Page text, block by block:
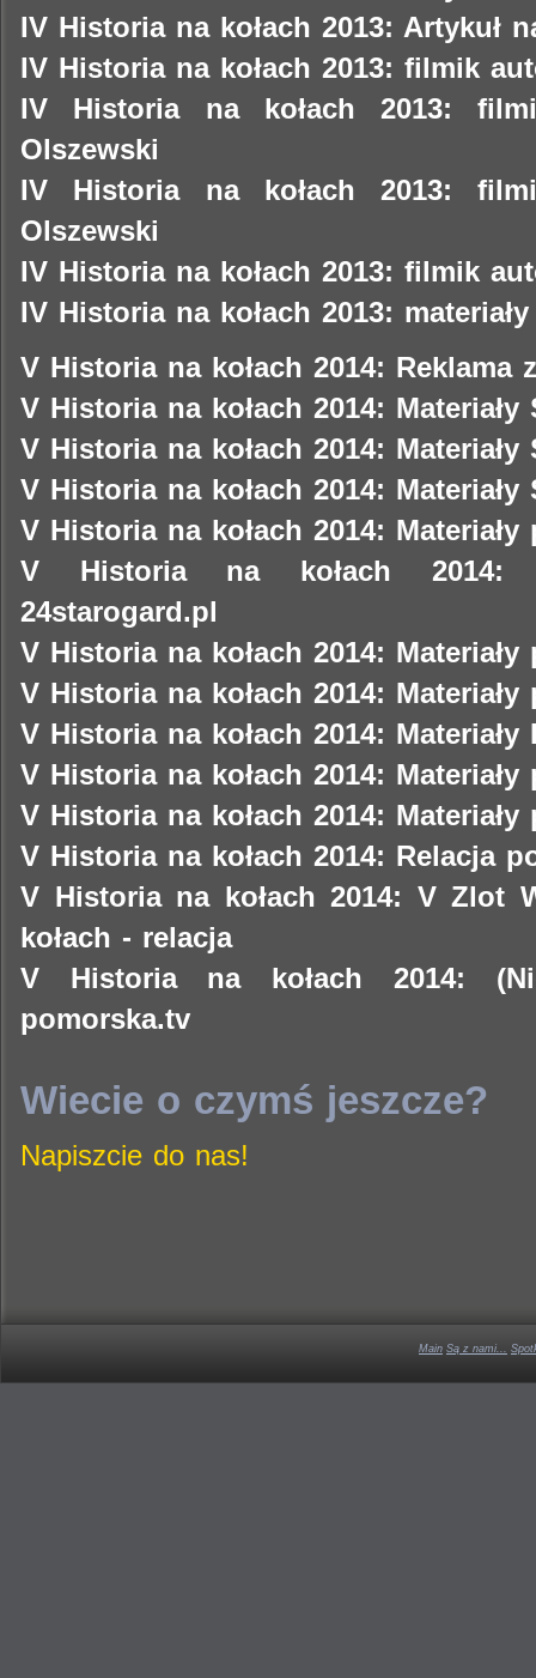
IV Historia na kołach 2013: Artykuł
IV Historia na kołach 2013: filmik
IV Historia na kołach 2013:
Olszewski
IV Historia na kołach 2013:
Olszewski
IV Historia na kołach 2013: filmik
IV Historia na kołach 2013:
V Historia na kołach 2014: Reklama
V Historia na kołach 2014:
V Historia na kołach 2014: Materiały
V Historia na kołach 2014:
V Historia na kołach 2014:
V Historia na kołach 2014:
24starogard.pl
V Historia na kołach 2014:
V Historia na kołach 2014:
V Historia na kołach 2014: Materiały
V Historia na kołach 2014:
V Historia na kołach 2014:
V Historia na kołach 2014: Relacja
V Historia na kołach 2014: V Zlot
kołach - relacja
V Historia na kołach 2014:
pomorska.tv
Wiecie o czymś jeszcze?
Napiszcie do nas!
Main Są z nami...